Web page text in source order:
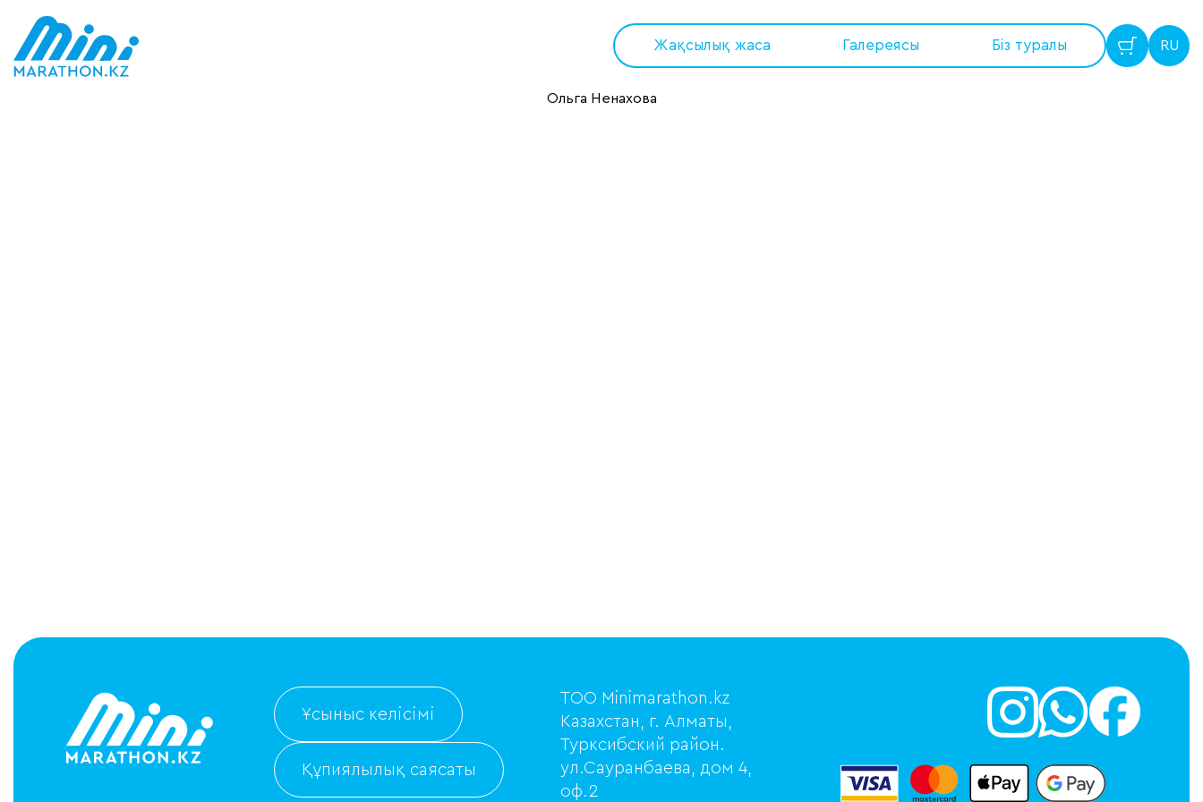
Жақсылық жаса Галереясы Бiз туралы RU
Ольга Ненахова
Ұсыныс келісімі
Құпиялылық саясаты
ТОО Minimarathon.kz
Казахстан, г. Алматы,
Турксибский район.
ул.Сауранбаева, дом 4,
оф.2